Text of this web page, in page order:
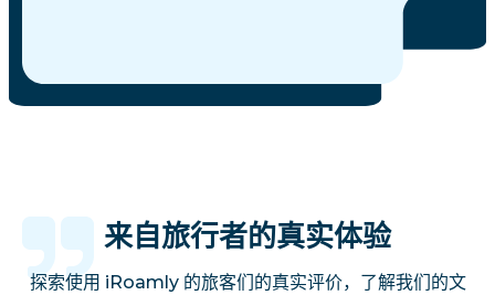
来自旅行者的真实体验
探索使用 iRoamly 的旅客们的真实评价，了解我们的文